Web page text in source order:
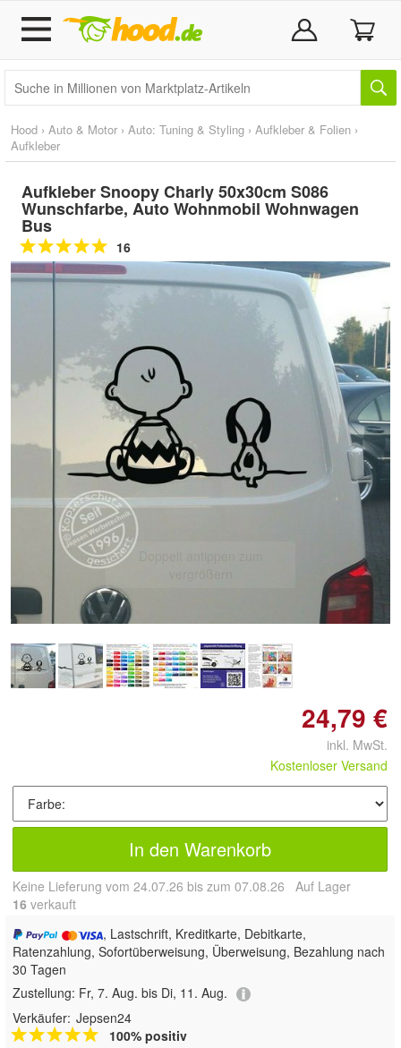
Hood › Auto & Motor › Auto: Tuning & Styling › Aufkleber & Folien ›
Aufkleber
Aufkleber Snoopy Charly 50x30cm S086
Wunschfarbe, Auto Wohnmobil Wohnwagen
Bus
16
24,79 €
inkl. MwSt.
Kostenloser Versand
In den Warenkorb
Keine Lieferung vom 24.07.26 bis zum 07.08.26 Auf Lager
16 verkauft
, Lastschrift, Kreditkarte, Debitkarte,
Ratenzahlung, Sofortüberweisung, Überweisung, Bezahlung nach
30 Tagen
Zustellung: Fr, 7. Aug. bis Di, 11. Aug.
Verkäufer: Jepsen24
100% positiv